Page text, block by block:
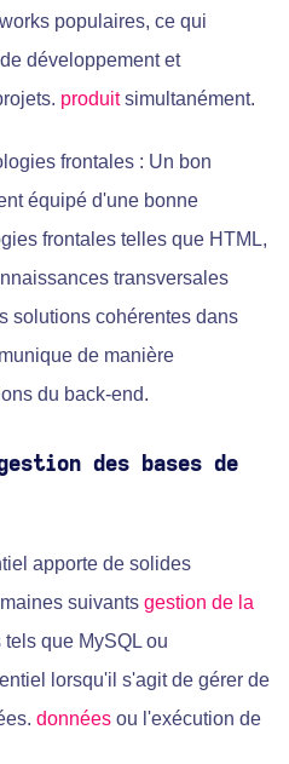
populaires, ce qui
développement et
produitsimultanément.
frontales : Un bon
équipé d'une bonne
frontales telles que HTML,
transversales
solutions cohérentes dans
de manière
du back-end.
des bases de
apporte de solides
suivants gestion de la
tels que MySQL ou
lorsqu'il s'agit de gérer de
données ou l'exécution de